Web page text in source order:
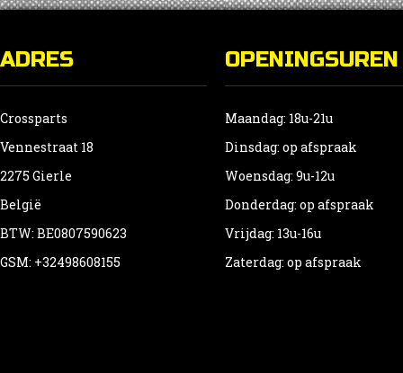
ADRES
Crossparts
Vennestraat 18
2275 Gierle
België
BTW: BE0807590623
GSM: +32498608155
OPENINGSUREN
Maandag: 18u-21u
Dinsdag: op afspraak
Woensdag: 9u-12u
Donderdag: op afspraak
Vrijdag: 13u-16u
Zaterdag: op afspraak